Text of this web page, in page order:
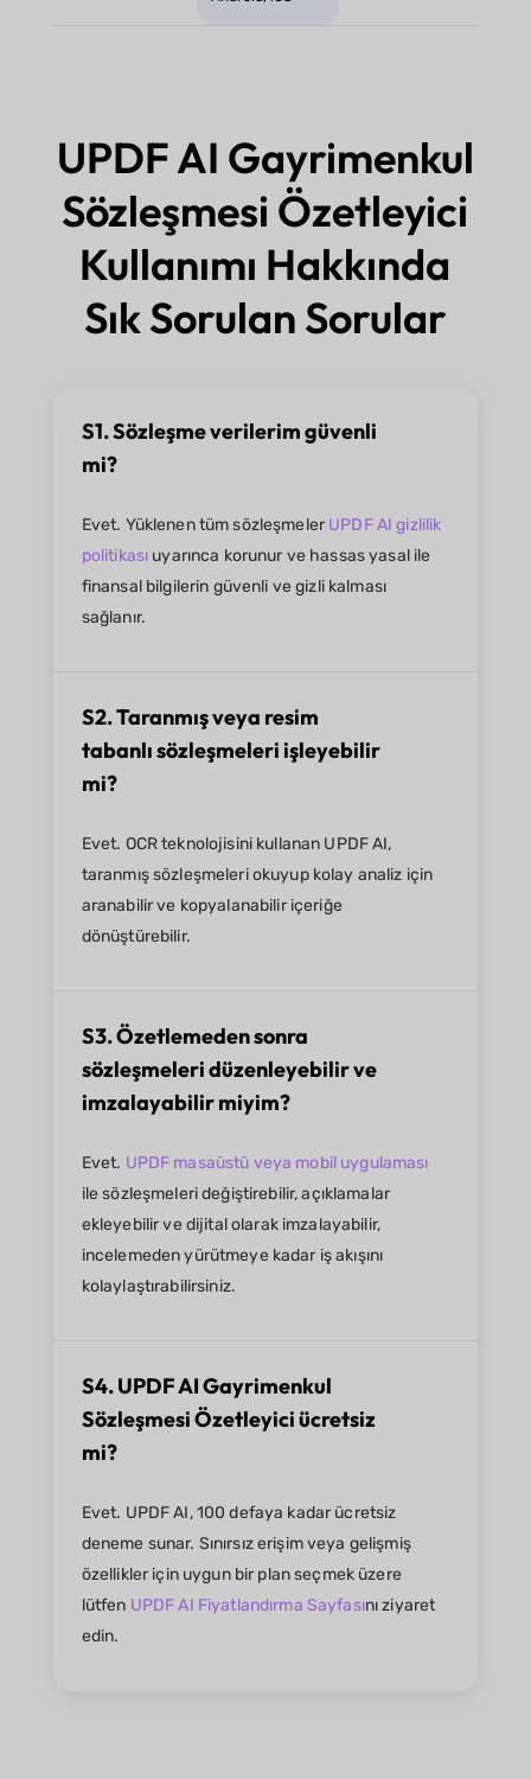
UPDF AI Gayrimenkul
Sözleşmesi Özetleyici
Kullanımı Hakkında
Sık Sorulan Sorular
S1. Sözleşme verilerim güvenli
mi?
Evet. Yüklenen tüm sözleşmeler UPDF AI gizlilik
politikası uyarınca korunur ve hassas yasal ile
finansal bilgilerin güvenli ve gizli kalması
sağlanır.
S2. Taranmış veya resim
tabanlı sözleşmeleri işleyebilir
mi?
Evet. OCR teknolojisini kullanan UPDF AI,
taranmış sözleşmeleri okuyup kolay analiz için
aranabilir ve kopyalanabilir içeriğe
dönüştürebilir.
S3. Özetlemeden sonra
sözleşmeleri düzenleyebilir ve
imzalayabilir miyim?
Evet. UPDF masaüstü veya mobil uygulaması
ile sözleşmeleri değiştirebilir, açıklamalar
ekleyebilir ve dijital olarak imzalayabilir,
incelemeden yürütmeye kadar iş akışını
kolaylaştırabilirsiniz.
S4. UPDF AI Gayrimenkul
Sözleşmesi Özetleyici ücretsiz
mi?
Evet. UPDF AI, 100 defaya kadar ücretsiz
deneme sunar. Sınırsız erişim veya gelişmiş
özellikler için uygun bir plan seçmek üzere
lütfen UPDF AI Fiyatlandırma Sayfasını ziyaret
edin.